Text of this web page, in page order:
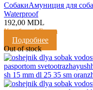
CобакиАмуниция для
Waterproof
192,00 MDL
Кешбэк:4 Балла
Подробнее
Out of stock